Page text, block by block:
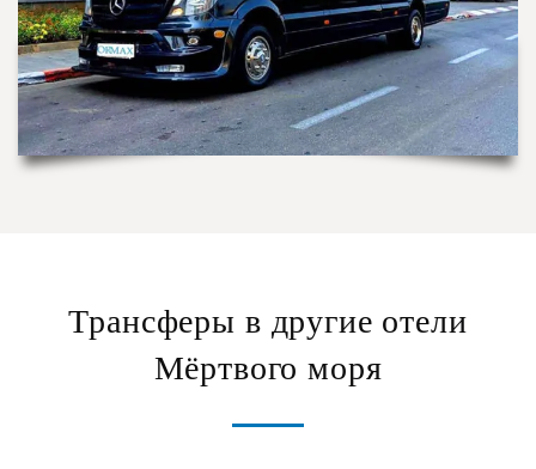
Трансферы в другие отели
Мёртвого моря